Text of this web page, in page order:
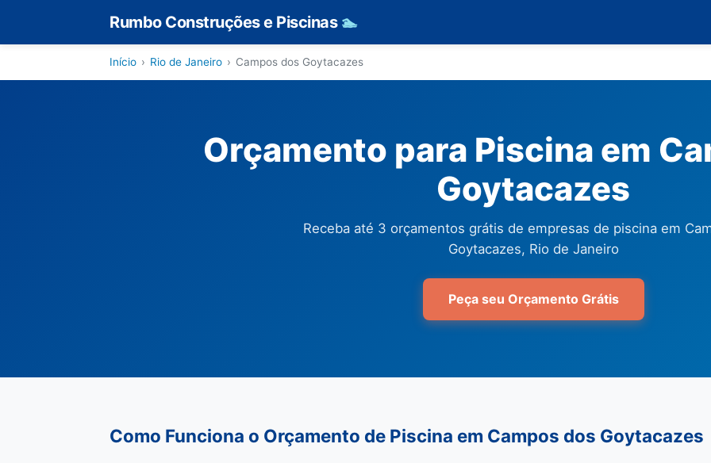
Rumbo Construções e Piscinas 🏊
Início › Rio de Janeiro › Campos dos Goytacazes
Orçamento para Piscina em
Goytacazes
Receba até 3 orçamentos grátis de empresas de piscina em
Goytacazes, Rio de Janeiro
Peça seu Orçamento Grátis
Como Funciona o Orçamento de Piscina em Campos dos Goytacazes